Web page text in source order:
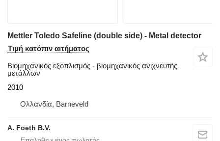
Mettler Toledo Safeline (double side) - Metal detector
Τιμή κατόπιν αιτήματος
Βιομηχανικός εξοπλισμός - βιομηχανικός ανιχνευτής
μετάλλων
2010
Ολλανδία, Barneveld
A. Foeth B.V.